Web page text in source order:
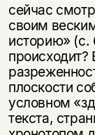
сейчас
своим
историю» (с.
происходит?
плоскости
условном
текста,